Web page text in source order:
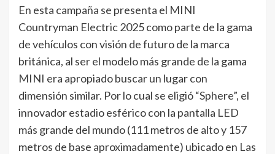
En esta campaña se presenta el MINI
Countryman Electric 2025 como parte de la gama
de vehículos con visión de futuro de la marca
británica, al ser el modelo más grande de la gama
MINI era apropiado buscar un lugar con
dimensión similar. Por lo cual se eligió “Sphere”, el
innovador estadio esférico con la pantalla LED
más grande del mundo (111 metros de alto y 157
metros de base aproximadamente) ubicado en Las